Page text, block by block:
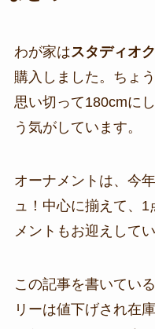
わが家はスタディオ
購入しました。ちょ
思い切って180cmに
う気がしています。
オーナメントは、今
ュ！中心に揃えて、
メントもお迎えしてい
この記事を書いてい
リーは値下げされ在